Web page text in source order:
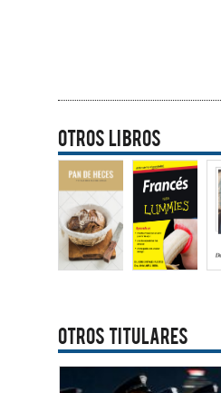
Otros libros
OTROS TITULARES